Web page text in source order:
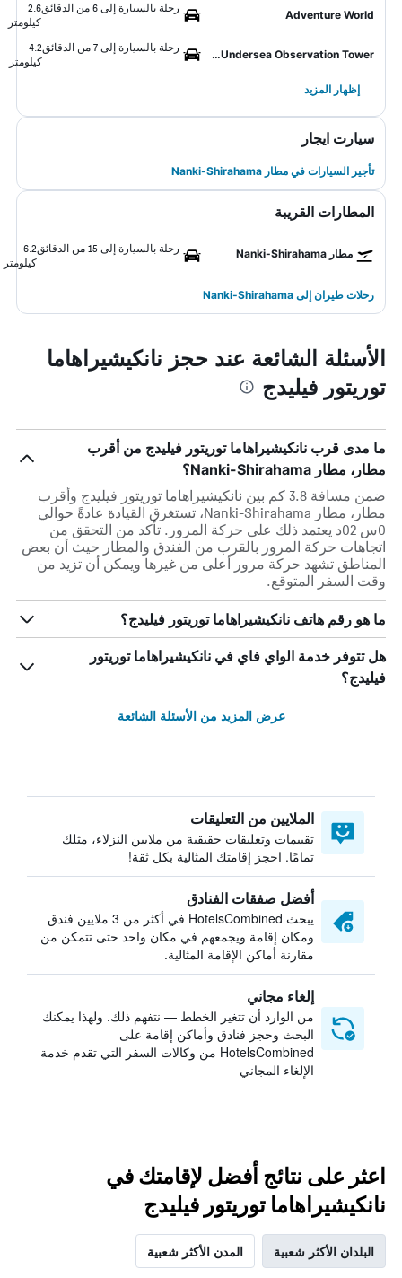
Adventure World
رحلة بالسيارة إلى 6 من الدقائق
2.6
كيلومتر
Shirahama Undersea Observation Tower
رحلة بالسيارة إلى 7 من الدقائق
4.2
كيلومتر
إظهار المزيد
سيارت ايجار
تأجير السيارات في مطار Nanki-Shirahama
المطارات القريبة
مطار Nanki-Shirahama رحلة بالسيارة إلى 15 من الدقائق
6.2
كيلومتر
رحلات طيران إلى Nanki-Shirahama
الأسئلة الشائعة عند حجز نانكيشيراهاما
توريتور فيليدج
ما مدى قرب نانكيشيراهاما توريتور فيليدج من أقرب
مطار، مطار Nanki-Shirahama؟
ضمن مسافة 3.8 كم بين نانكيشيراهاما توريتور فيليدج وأقرب
مطار، مطار Nanki-Shirahama، تستغرق القيادة عادةً حوالي
0س 02د يعتمد ذلك على حركة المرور. تأكد من التحقق من
اتجاهات حركة المرور بالقرب من الفندق والمطار حيث أن بعض
المناطق تشهد حركة مرور أعلى من غيرها ويمكن أن تزيد من
وقت السفر المتوقع.
ما هو رقم هاتف نانكيشيراهاما توريتور فيليدج؟
هل تتوفر خدمة الواي فاي في نانكيشيراهاما توريتور
فيليدج؟
عرض المزيد من الأسئلة الشائعة
الملايين من التعليقات
تقييمات وتعليقات حقيقية من ملايين النزلاء، مثلك
تمامًا. احجز إقامتك المثالية بكل ثقة!
أفضل صفقات الفنادق
يبحث HotelsCombined في أكثر من 3 ملايين فندق
ومكان إقامة ويجمعهم في مكان واحد حتى تتمكن من
مقارنة أماكن الإقامة المثالية.
إلغاء مجاني
من الوارد أن تتغير الخطط — نتفهم ذلك. ولهذا يمكنك
البحث وحجز فنادق وأماكن إقامة على
HotelsCombined من وكالات السفر التي تقدم خدمة
الإلغاء المجاني
اعثر على نتائج أفضل لإقامتك في
نانكيشيراهاما توريتور فيليدج
البلدان الأكثر شعبية المدن الأكثر شعبية